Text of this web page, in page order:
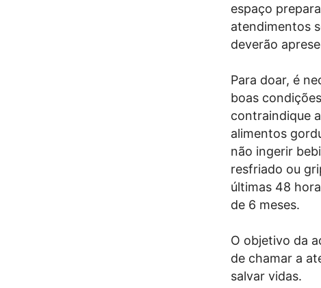
espaço
atendimentos
deverão
Para doar, é
boas
contraindique
alimentos
não ingerir
resfriado ou
últimas 48
de 6 meses.
O objetivo da
de chamar a
salvar vidas.